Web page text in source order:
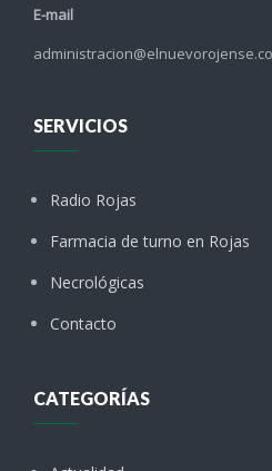
E-mail
SERVICIOS
Radio Rojas
Farmacia de turno en Rojas
Necrológicas
Contacto
CATEGORÍAS